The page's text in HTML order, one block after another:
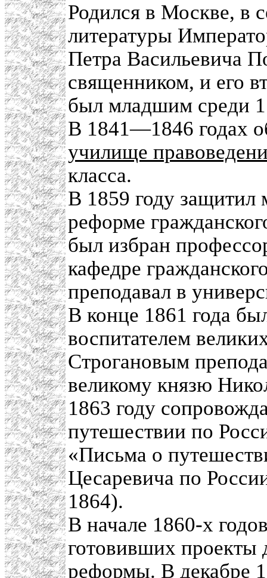
Родился в Москве, в
литературы
Петра Васильевича
священником, и его
был младшим среди
В 1841—1846 годах
училище
класса.
В 1859 году защитил
реформе
был избран
кафедре
преподавал в
В конце 1861 года
воспитателем
Строгановым
великому князю
1863 году
путешествии по
«Письма о
Цесаревича по
1864).
В начале 1860-х
готовивших проекты
реформы. В декабре